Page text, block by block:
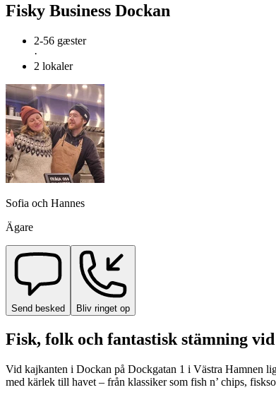
Fisky Business Dockan
2-56 gæster
·
2 lokaler
Sofia och Hannes
Ägare
Send besked Bliv ringet op
Fisk, folk och fantastisk stämning
Vid kajkanten i Dockan på Dockgatan 1 i Västra Hamnen
med kärlek till havet – från klassiker som fish n’ chips,